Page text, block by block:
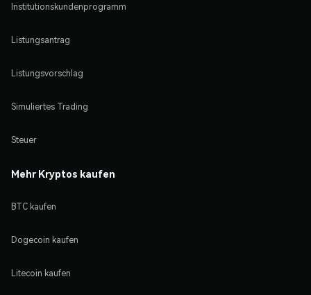
Institutionskundenprogramm
Listungsantrag
Listungsvorschlag
Simuliertes Trading
Steuer
Mehr Kryptos kaufen
BTC kaufen
Dogecoin kaufen
Litecoin kaufen